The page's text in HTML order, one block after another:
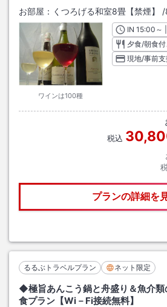
お部屋： くつろげる和室8畳【禁煙】 /
ワインは100種
INチェッ
15:00 ～
夕食/朝食付
現地/事前
税込
プランの詳細を
るるぶトラベルプラン ネット限定
◆極旨あんこう鍋と舟盛り＆魚介類
食プラン【Wi－Fi接続無料】